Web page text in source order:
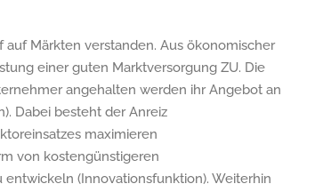
Märkten verstanden. Aus ökonomischer
einer guten Marktversorgung ZU. Die
angehalten werden ihr Angebot an
Dabei besteht der Anreiz
maximieren
von kostengünstigeren
(Innovationsfunktion). Weiterhin